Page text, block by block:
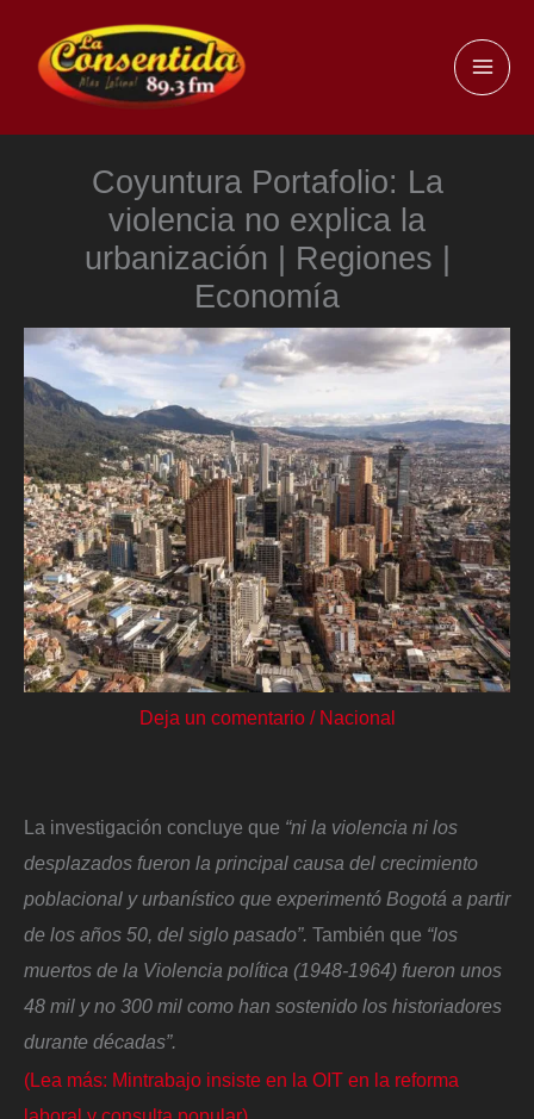
contenido
Coyuntura Portafolio: La
violencia no explica la
urbanización | Regiones |
Economía
Deja un comentario / Nacional
La investigación concluye que “ni la violencia ni los
desplazados fueron la principal causa del crecimiento
poblacional y urbanístico que experimentó Bogotá a partir
de los años 50, del siglo pasado”. También que “los
muertos de la Violencia política (1948-1964) fueron unos
48 mil y no 300 mil como han sostenido los historiadores
durante décadas”.
(Lea más: Mintrabajo insiste en la OIT en la reforma